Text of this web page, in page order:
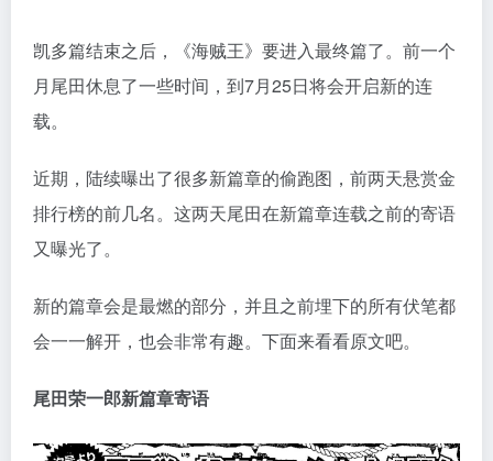
凯多篇结束之后，《海贼王》要进入最终篇了。前一个
月尾田休息了一些时间，到7月25日将会开启新的连
载。
近期，陆续曝出了很多新篇章的偷跑图，前两天悬赏金
排行榜的前几名。这两天尾田在新篇章连载之前的寄语
又曝光了。
新的篇章会是最燃的部分，并且之前埋下的所有伏笔都
会一一解开，也会非常有趣。下面来看看原文吧。
尾田荣一郎新篇章寄语